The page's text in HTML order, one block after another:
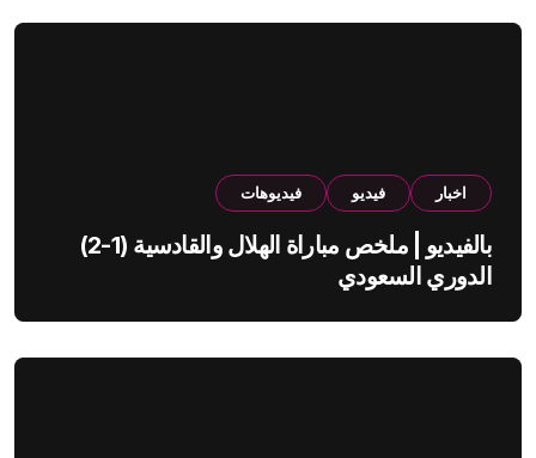
اخبار فيديو فيديوهات
بالفيديو | ملخص مباراة الهلال والقادسية (1-2)
الدوري السعودي